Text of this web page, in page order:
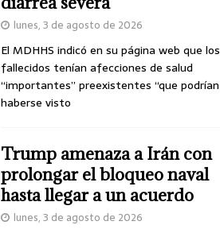
lunes, 3 de agosto de 2026
El MDHHS indicó en su página web que los
fallecidos tenían afecciones de salud
“importantes” preexistentes “que podrían
haberse visto
Trump amenaza a Irán con
prolongar el bloqueo naval
hasta llegar a un acuerdo
lunes, 3 de agosto de 2026